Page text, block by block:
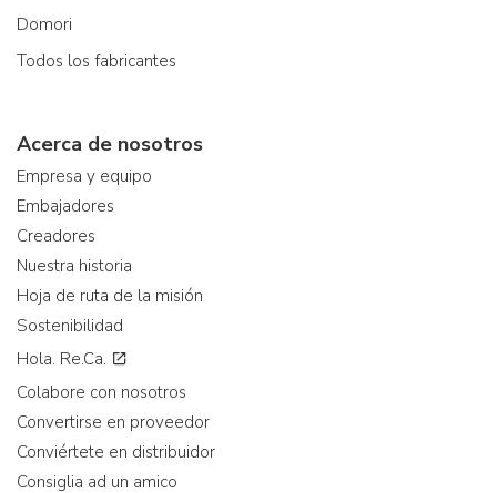
Domori
Todos los fabricantes
Acerca de nosotros
Empresa y equipo
Embajadores
Creadores
Nuestra historia
Hoja de ruta de la misión
Sostenibilidad
Hola. Re.Ca.
Colabore con nosotros
Convertirse en proveedor
Conviértete en distribuidor
Consiglia ad un amico